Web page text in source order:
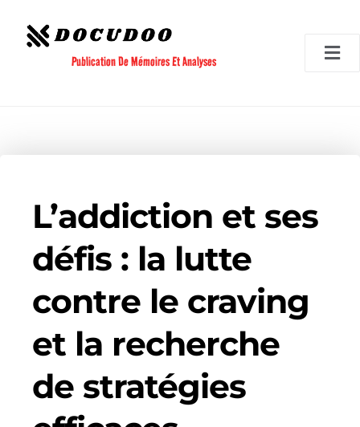
contenu
Publication De Mémoires Et Analyses
L’addiction et ses
défis : la lutte
contre le craving
et la recherche
de stratégies